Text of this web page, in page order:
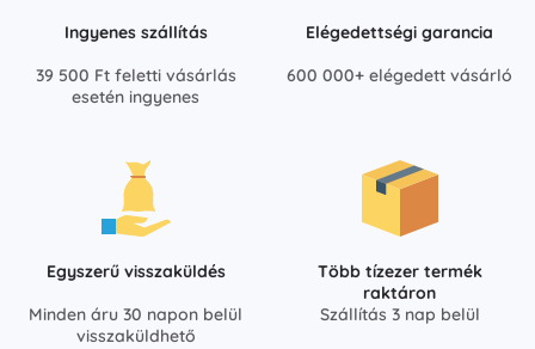
Ingyenes szállítás
39 500 Ft feletti vásárlás
esetén ingyenes
Elégedettségi garancia
600 000+ elégedett vásárló
Egyszerű visszaküldés
Minden áru 30 napon belül
visszaküldhető
Több tízezer termék
raktáron
Szállítás 3 nap belül